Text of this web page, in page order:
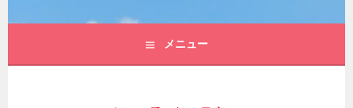
メニュー